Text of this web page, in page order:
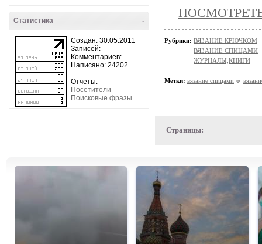
-
Статистика
Создан: 30.05.2011
Записей:
Комментариев:
Написано: 24202
Отчеты:
Посетители
Поисковые фразы
ПОСМОТРЕТЬ
Рубрики: ВЯЗАНИЕ КРЮЧКОМ
ВЯЗАНИЕ СПИЦАМИ
ЖУРНАЛЫ,КНИГИ
Метки: вязание спицами
Страницы: